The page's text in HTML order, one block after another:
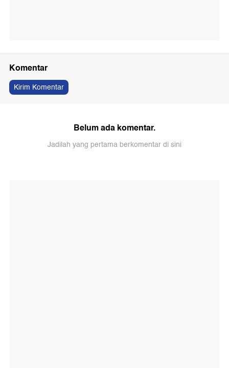
Komentar
Kirim Komentar
Belum ada komentar.
Jadilah yang pertama berkomentar di sini